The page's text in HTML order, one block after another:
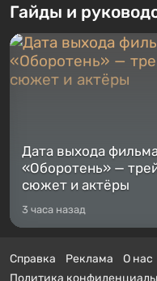
Гайды и
Дата выхода
«Оборотень» —
сюжет и актёры
3 часа назад
Справка Реклама О нас
Политика